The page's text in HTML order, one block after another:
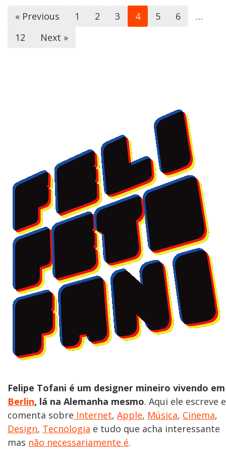
« Previous 1 2 3 4 5 6
…
12
Next »
Felipe Tofani é um designer mineiro vivendo em
Berlin, lá na Alemanha mesmo. Aqui ele escreve e
comenta sobre Internet, Apple, Música, Cinema,
Design, Tecnologia e tudo que acha interessante
mas não necessariamente é.